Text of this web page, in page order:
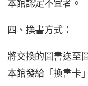
本館認定不宜者。
四、換書方式：
將交換的圖書送至
本館發給「換書卡